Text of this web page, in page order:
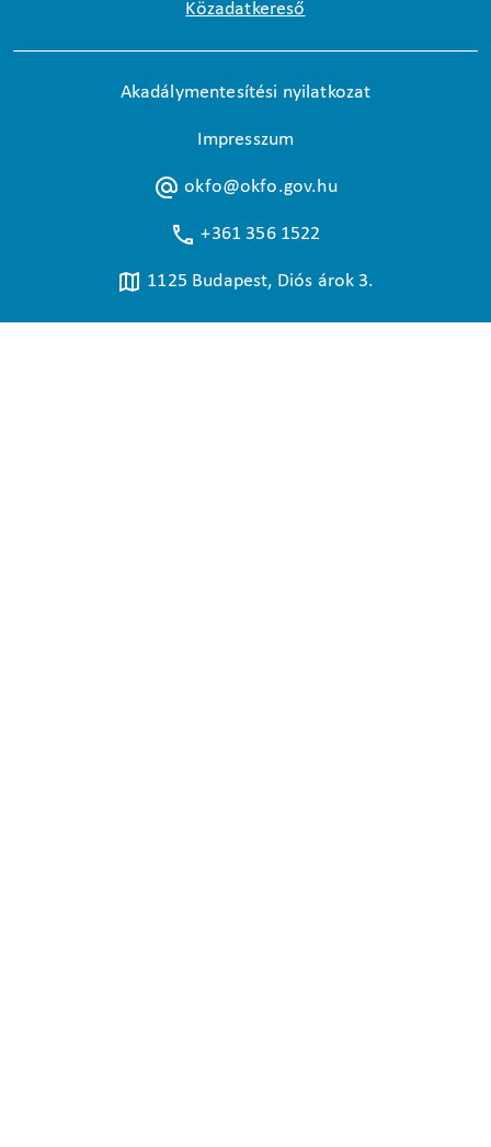
Közadatkereső
Akadálymentesítési nyilatkozat
Impresszum
okfo@okfo.gov.hu
+361 356 1522
1125 Budapest, Diós árok 3.